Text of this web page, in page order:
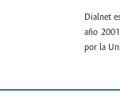
Dialnet
año
por la